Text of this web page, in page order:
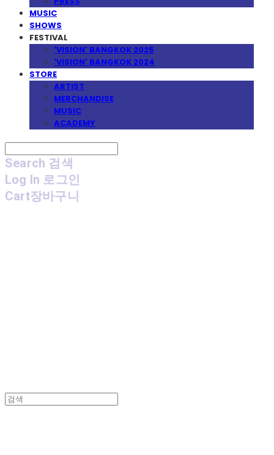
MUSIC
SHOWS
FESTIVAL
'VISION' BANGKOK 2025
'VISION' BANGKOK 2024
STORE
ARTIST
MERCHANDISE
MUSIC
ACADEMY
Search 검색
Log In 로그인
Cart장바구니